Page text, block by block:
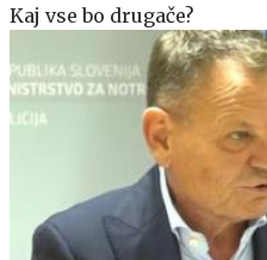
Kaj vse bo drugače?